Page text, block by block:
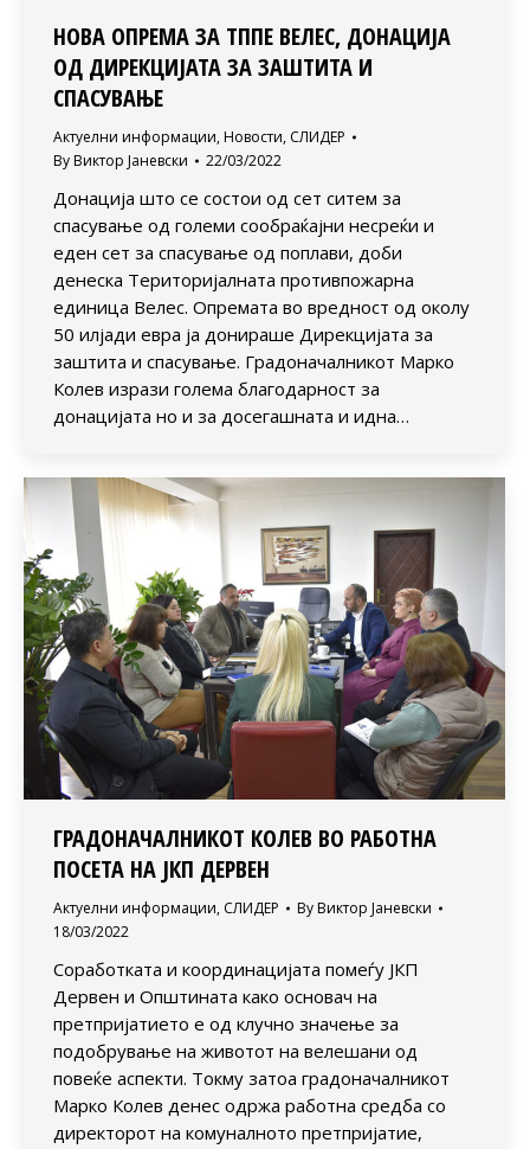
НОВА ОПРЕМА ЗА ТППЕ ВЕЛЕС, ДОНАЦИЈА
ОД ДИРЕКЦИЈАТА ЗА ЗАШТИТА И
СПАСУВАЊЕ
Актуелни информации, Новости, СЛИДЕР
By Виктор Јаневски 22/03/2022
Донација што се состои од сет ситем за
спасување од големи сообраќајни несреќи и
еден сет за спасување од поплави, доби
денеска Територијалната противпожарна
единица Велес. Опремата во вредност од околу
50 илјади евра ја донираше Дирекцијата за
заштита и спасување. Градоначалникот Марко
Колев изрази голема благодарност за
донацијата но и за досегашната и идна…
ГРАДОНАЧАЛНИКОТ КОЛЕВ ВО РАБОТНА
ПОСЕТА НА ЈКП ДЕРВЕН
Актуелни информации, СЛИДЕР By Виктор Јаневски
18/03/2022
Соработката и координацијата помеѓу ЈКП
Дервен и Општината како основач на
претпријатието е од клучно значење за
подобрување на животот на велешани од
повеќе аспекти. Токму затоа градоначалникот
Марко Колев денес одржа работна средба со
директорот на комуналното претпријатие,